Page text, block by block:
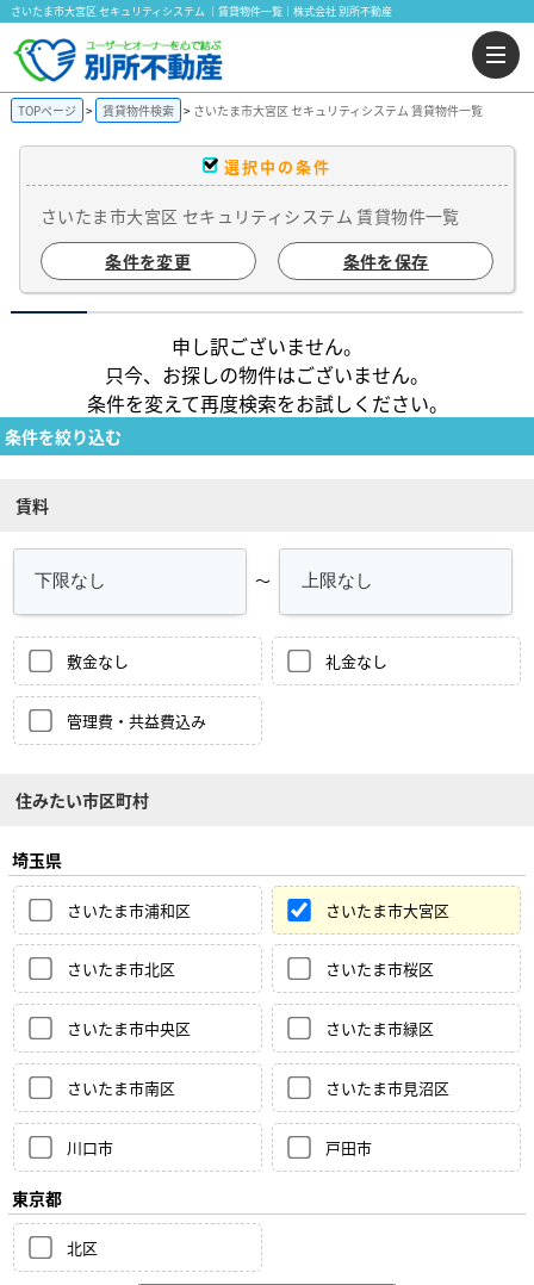
さいたま市大宮区 セキュリティシステム ｜賃貸物件一覧｜株式会社 別所不動産
TOPページ 賃貸物件検索 さいたま市大宮区 セキュリティシステム 賃貸物件一覧
選択中の条件
さいたま市大宮区 セキュリティシステム 賃貸物件一覧
条件を変更
条件を保存
申し訳ございません。
只今、お探しの物件はございません。
条件を変えて再度検索をお試しください。
条件を絞り込む
賃料
～
敷金なし 礼金なし
管理費・共益費込み
住みたい市区町村
埼玉県
さいたま市浦和区 さいたま市大宮区
さいたま市北区 さいたま市桜区
さいたま市中央区 さいたま市緑区
さいたま市南区 さいたま市見沼区
川口市 戸田市
東京都
北区